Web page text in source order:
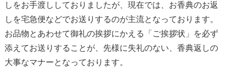
しをお手渡ししておりましたが、現在では、お香典のお返
しを宅急便などでお送りするのが主流となっております。
お品物とあわせて御礼の挨拶にかえる「ご挨拶状」を必ず
添えてお送りすることが、先様に失礼のない、香典返しの
大事なマナーとなっております。